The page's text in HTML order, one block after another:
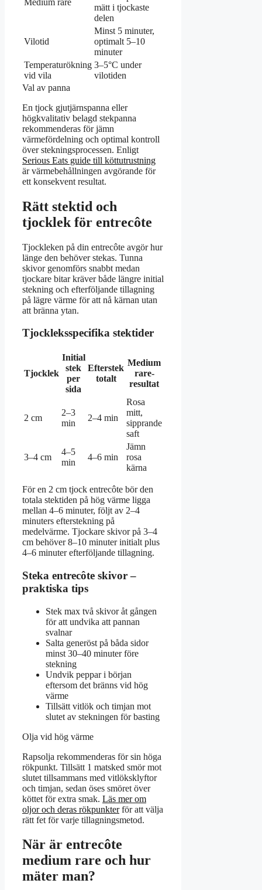
mätt i tjockaste
delen
Vilotid
Minst 5 minuter,
optimalt 5–10
minuter
Temperaturökning
vid vila
3–5°C under
vilotiden
Val av panna
En tjock gjutjärnspanna eller
högkvalitativ belagd stekpanna
rekommenderas för jämn
värmefördelning och optimal kontroll
över stekningsprocessen. Enligt
Serious Eats guide till köttutrustning
är värmebehållningen avgörande för
ett konsekvent resultat.
Rätt stektid och
tjocklek för entrecôte
Tjockleken på din entrecôte avgör hur
länge den behöver stekas. Tunna
skivor genomförs snabbt medan
tjockare bitar kräver både längre initial
stekning och efterföljande tillagning
på lägre värme för att nå kärnan utan
att bränna ytan.
Tjockleksspecifika stektider
Tjocklek
Initial
stek
per
sida
Efterstek
totalt
Medium
rare-
resultat
2 cm
2–3
min
2–4 min
Rosa
mitt,
sipprande
saft
3–4 cm
4–5
min
4–6 min
Jämn
rosa
kärna
För en 2 cm tjock entrecôte bör den
totala stektiden på hög värme ligga
mellan 4–6 minuter, följt av 2–4
minuters efterstekning på
medelvärme. Tjockare skivor på 3–4
cm behöver 8–10 minuter initialt plus
4–6 minuter efterföljande tillagning.
Steka entrecôte skivor –
praktiska tips
Stek max två skivor åt gången
för att undvika att pannan
svalnar
Salta generöst på båda sidor
minst 30–40 minuter före
stekning
Undvik peppar i början
eftersom det bränns vid hög
värme
Tillsätt vitlök och timjan mot
slutet av stekningen för basting
Olja vid hög värme
Rapsolja rekommenderas för sin höga
rökpunkt. Tillsätt 1 matsked smör mot
slutet tillsammans med vitlöksklyftor
och timjan, sedan öses smöret över
köttet för extra smak. Läs mer om
oljor och deras rökpunkterför att välja
rätt fet för varje tillagningsmetod.
När är entrecôte
medium rare och hur
mäter man?